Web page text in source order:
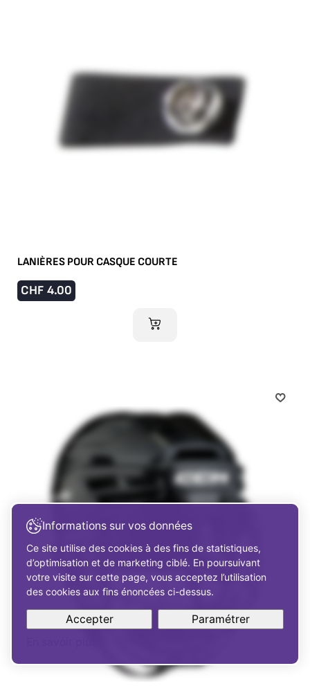
LANIÈRES POUR CASQUE COURTE
CHF 4.00
AJOUTER AU PANIER
Informations sur vos données
Ce site utilise des cookies à des fins de statistiques,
d’optimisation et de marketing ciblé. En poursuivant
votre visite sur cette page, vous acceptez l’utilisation
des cookies aux fins énoncées ci-dessus.
Accepter
Paramétrer